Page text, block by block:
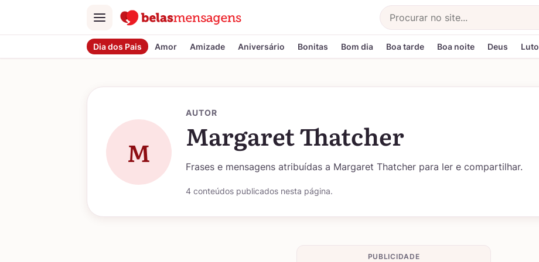
Menu
Buscar
Dia dos Pais Amor Amizade Aniversário Bonitas Bom dia Boa tarde Boa noite Deus Luto
M
AUTOR
Margaret Thatcher
Frases e mensagens atribuídas a Margaret Thatcher para ler e compartilhar.
4 conteúdos publicados nesta página.
PUBLICIDADE